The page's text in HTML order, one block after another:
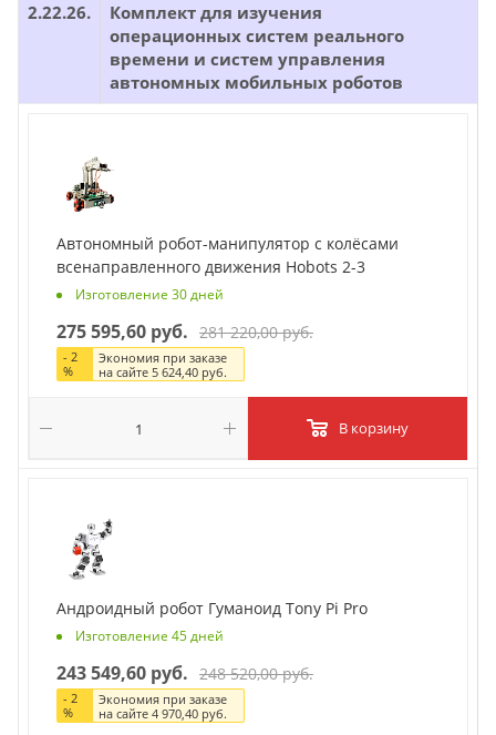
2.22.26.
Комплект для изучения
операционных систем реального
времени и систем управления
автономных мобильных роботов
Автономный робот-манипулятор с колёсами
всенаправленного движения Hobots 2-3
Изготовление 30 дней
275 595,60 руб. 281 220,00 руб.
- 2
%
Экономия при заказе
на сайте 5 624,40 руб.
В корзину
Андроидный робот Гуманоид Tony Pi Pro
Изготовление 45 дней
243 549,60 руб. 248 520,00 руб.
- 2
%
Экономия при заказе
на сайте4 970,40 руб.